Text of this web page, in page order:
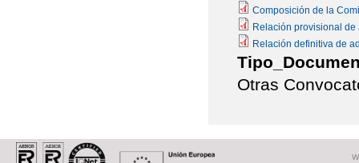
Composición de la
Relación provisional de
Relación definitiva de
Otras